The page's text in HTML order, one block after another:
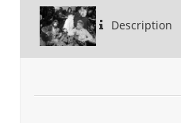
Description